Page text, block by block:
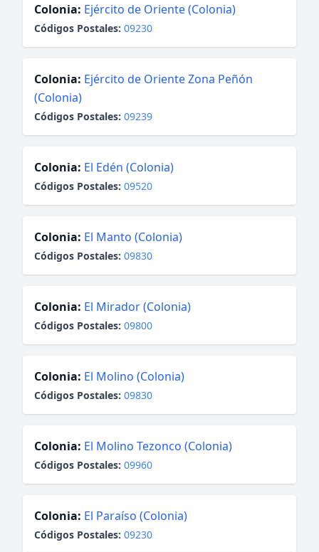
Colonia: Ejército de Oriente (Colonia)
Códigos Postales: 09230
Colonia: Ejército de Oriente Zona Peñón
(Colonia)
Códigos Postales: 09239
Colonia: El Edén (Colonia)
Códigos Postales: 09520
Colonia: El Manto (Colonia)
Códigos Postales: 09830
Colonia: El Mirador (Colonia)
Códigos Postales: 09800
Colonia: El Molino (Colonia)
Códigos Postales: 09830
Colonia: El Molino Tezonco (Colonia)
Códigos Postales: 09960
Colonia: El Paraíso (Colonia)
Códigos Postales: 09230